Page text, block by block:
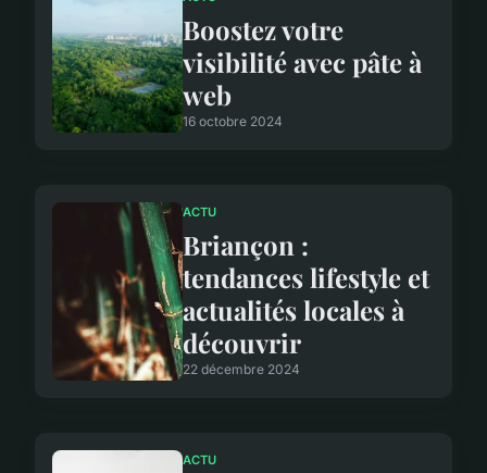
Boostez votre
visibilité avec pâte à
web
16 octobre 2024
ACTU
Briançon :
tendances lifestyle et
actualités locales à
découvrir
22 décembre 2024
ACTU